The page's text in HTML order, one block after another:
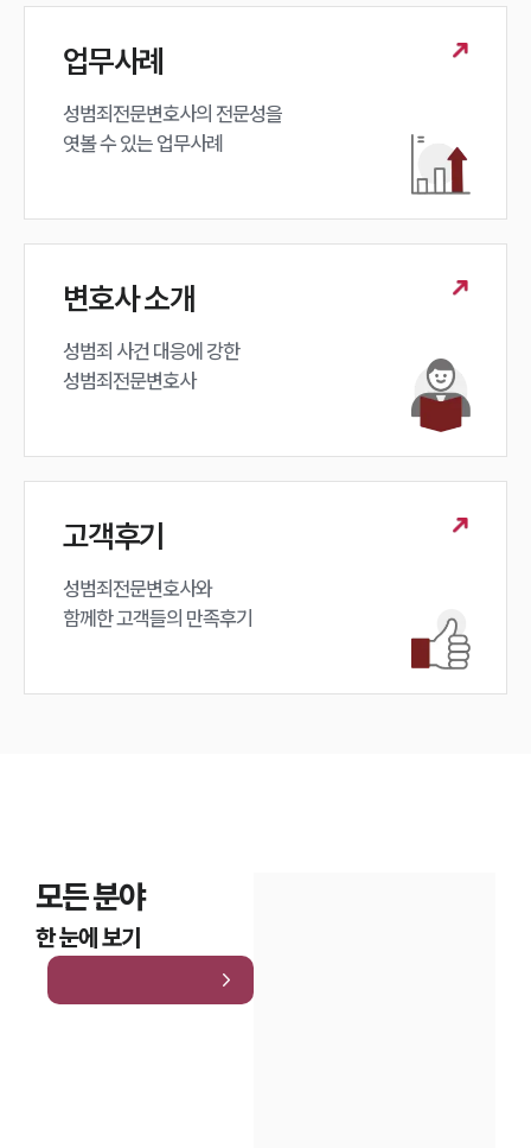
업무사례
성범죄전문변호사의 전문성을
엿볼 수 있는 업무사례
변호사 소개
성범죄 사건 대응에 강한
성범죄전문변호사
고객후기
성범죄전문변호사와
함께한 고객들의 만족후기
모든 분야
한 눈에 보기